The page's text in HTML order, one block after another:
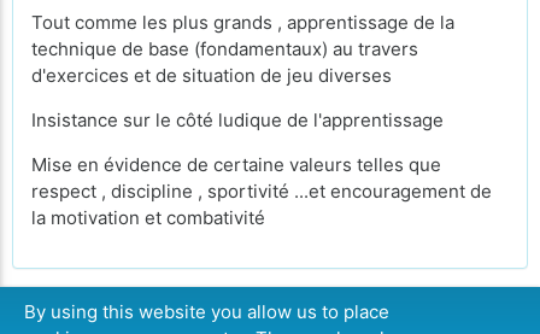
Tout comme les plus grands , apprentissage de la
technique de base (fondamentaux) au travers
d'exercices et de situation de jeu diverses
Insistance sur le côté ludique de l'apprentissage
Mise en évidence de certaine valeurs telles que
respect , discipline , sportivité ...et encouragement de
la motivation et combativité
By using this website you allow us to place